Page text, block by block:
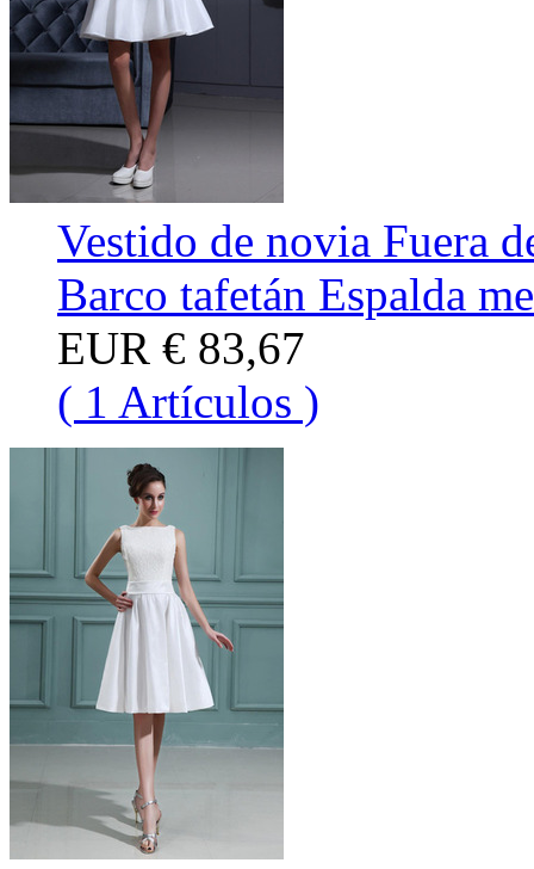
Vestido de novia Fuera
Barco tafetán Espalda
EUR € 83,67
( 1 Artículos )